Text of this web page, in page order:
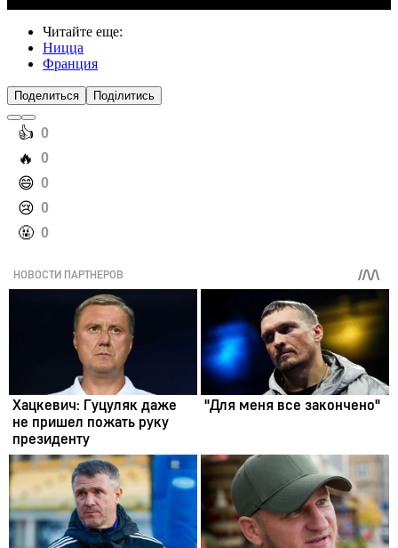
Читайте еще:
Ницца
Франция
Поделиться Поділитись
️👍 0
️🔥 0
️😄 0
️😢 0
️🤬 0